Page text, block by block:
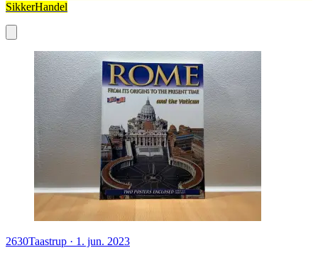
SikkerHandel
2630Taastrup · 1. jun. 2023